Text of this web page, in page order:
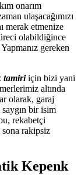
onarım
ulaşacağımızı
merak etmenize
olabildiğince
gereken
tamiriiçin bizi yani
altında
olarak, garaj
bir isim
rekabetçi
rakipsiz
Kepenk